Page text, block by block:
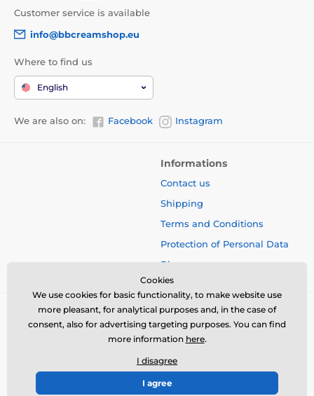
Customer service is available
info@bbcreamshop.eu
Where to find us
English
We are also on: Facebook Instagram
Informations
Contact us
Shipping
Terms and Conditions
Protection of Personal Data
Blog
© 2026 www.bbcreamshop.eu ⦁ E-shop created by
Cookies
We use cookies for basic functionality, to make website use
more pleasant, for analytical purposes and, in the case of
consent, also for advertising targeting purposes. You can find
more information here.
I disagree
I agree